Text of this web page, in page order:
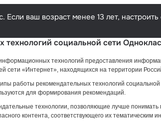
ваш возраст менее 13 лет,
социальной сети